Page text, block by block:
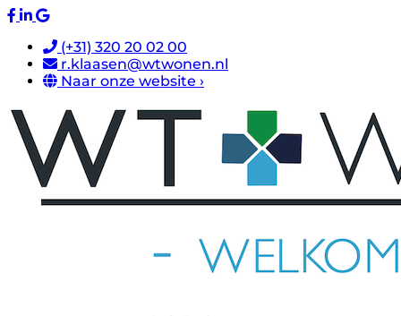
(+31) 320 20 02 00
r.klaasen@wtwonen.nl
Naar onze website ›